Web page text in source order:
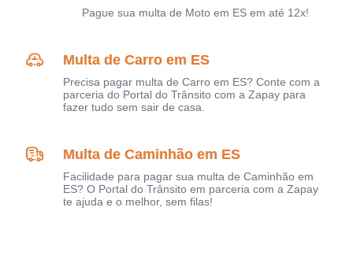
Pague sua multa de Moto em ES em até 12x!
Multa de Carro em ES
Precisa pagar multa de Carro em ES? Conte com a
parceria do Portal do Trânsito com a Zapay para
fazer tudo sem sair de casa.
Multa de Caminhão em ES
Facilidade para pagar sua multa de Caminhão em
ES? O Portal do Trânsito em parceria com a Zapay
te ajuda e o melhor, sem filas!